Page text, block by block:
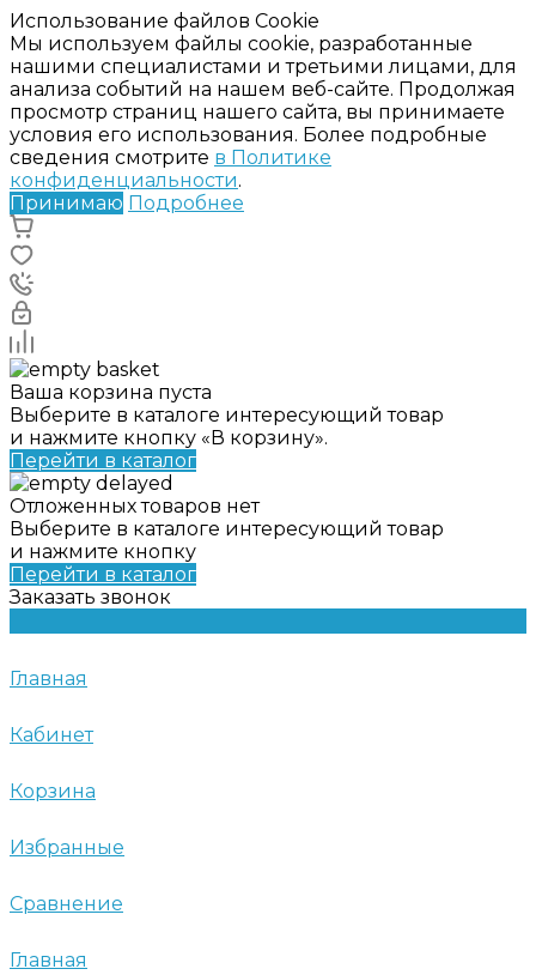
Использование файлов Cookie
Мы используем файлы cookie, разработанные
нашими специалистами и третьими лицами, для
анализа событий на нашем веб-сайте. Продолжая
просмотр страниц нашего сайта, вы принимаете
условия его использования. Более подробные
сведения смотрите в Политике
конфиденциальности.
Принимаю Подробнее
Ваша корзина пуста
Выберите в каталоге интересующий товар
и нажмите кнопку «В корзину».
Перейти в каталог
Отложенных товаров нет
Выберите в каталоге интересующий товар
и нажмите кнопку
Перейти в каталог
Заказать звонок
Главная
Кабинет
Корзина
Избранные
Сравнение
Главная